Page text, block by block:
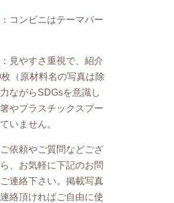
コンビニはテーマパー
見やすさ重視で、紹介
（原材料名の写真は除
ながらSDGsを意識し
やプラスチックスプー
いません。
依頼やご質問などござ
、お気軽に下記のお問
連絡下さい。掲載写真
絡頂ければご自由に使